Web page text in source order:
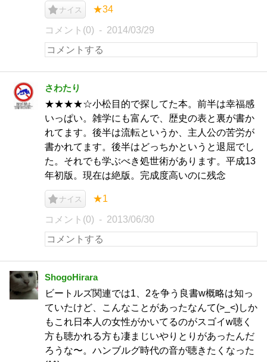
ナイス ★34
コメント(0) 2014/03/29
さわたり
★★★★☆小松目的で探してた本。前半は幸福感
いっぱい。雑学にも富んで、歴史の表と裏が書か
れてます。後半は流転というか、主人公の苦労が
書かれてます。後半はどっちかというと退屈でし
た。それでも学ぶべき処世術があります。平成13
年初版。現在は絶版。完成度高いのに残念
ナイス ★1
コメント(0) 2013/06/30
ShogoHirara
ビートルズ関連では1、2を争う良書w概略は知っ
ていたけど、こんなことがあったなんて(>_<)しか
もこれ日本人の女性がかいてるのがスゴイw聴く
方も聴かれる方も凄まじいやりとりがあったんだ
ろうな〜。ハンブルグ時代の音が聴きたくなった